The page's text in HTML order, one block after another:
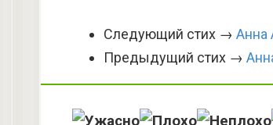
Следующий стих → Анна
Предыдущий стих →